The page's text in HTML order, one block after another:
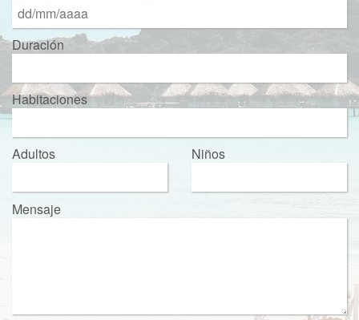
Duración
Habitaciones
Adultos Niños
Mensaje